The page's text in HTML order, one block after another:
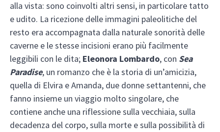
alla vista: sono coinvolti altri sensi, in particolare tatto
e udito. La ricezione delle immagini paleolitiche del
resto era accompagnata dalla naturale sonorità delle
caverne e le stesse incisioni erano più facilmente
leggibili con le dita; Eleonora Lombardo, con Sea
Paradise, un romanzo che è la storia di un’amicizia,
quella di Elvira e Amanda, due donne settantenni, che
fanno insieme un viaggio molto singolare, che
contiene anche una riflessione sulla vecchiaia, sulla
decadenza del corpo, sulla morte e sulla possibilità di